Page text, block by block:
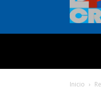
Inicio